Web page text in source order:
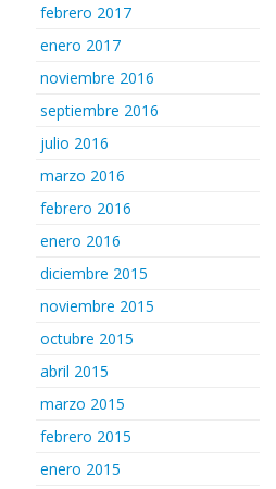
febrero 2017
enero 2017
noviembre 2016
septiembre 2016
julio 2016
marzo 2016
febrero 2016
enero 2016
diciembre 2015
noviembre 2015
octubre 2015
abril 2015
marzo 2015
febrero 2015
enero 2015